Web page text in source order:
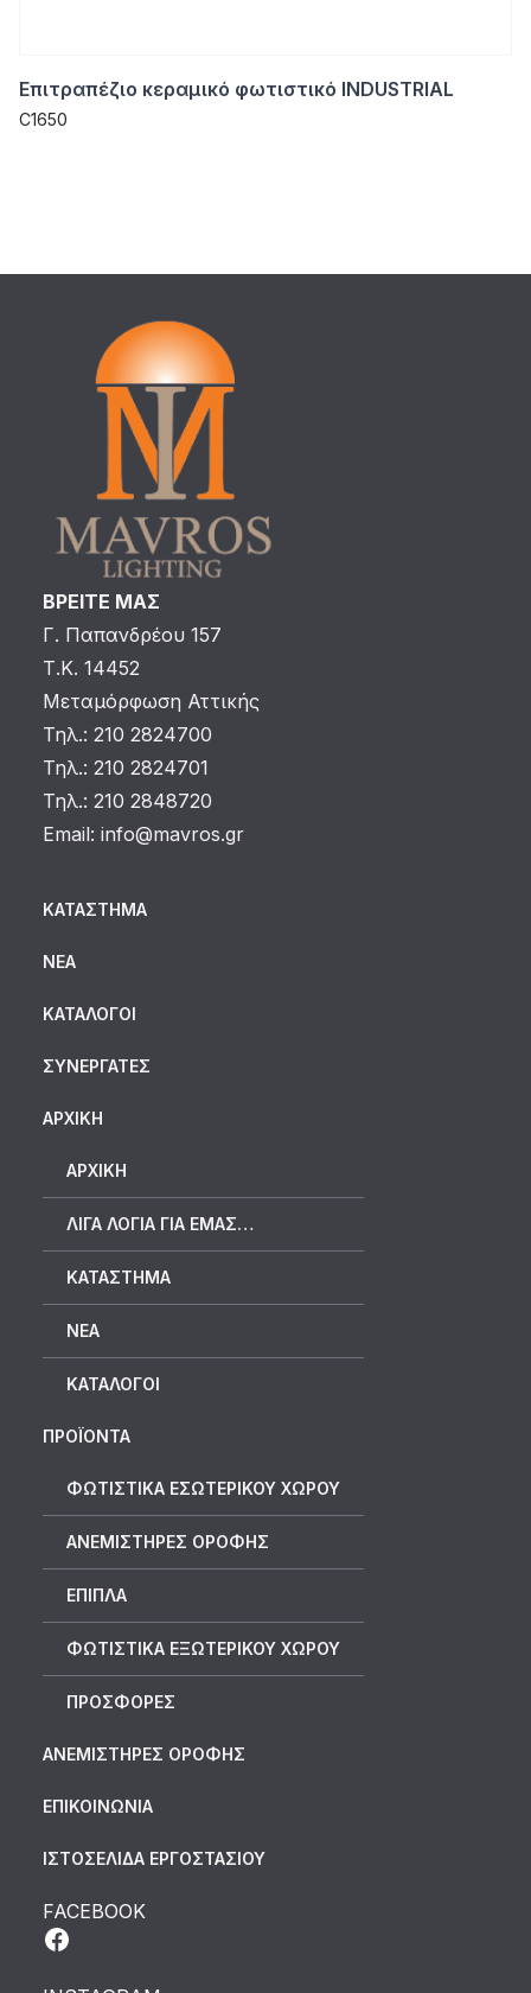
Επιτραπέζιο κεραμικό φωτιστικό INDUSTRIAL
C1650
ΒΡΕΙΤΕ ΜΑΣ
Γ. Παπανδρέου 157
Τ.Κ. 14452
Μεταμόρφωση Αττικής
Τηλ.: 210 2824700
Τηλ.: 210 2824701
Τηλ.: 210 2848720
Email: info@mavros.gr
ΚΑΤΆΣΤΗΜΑ
ΝΈΑ
ΚΑΤΆΛΟΓΟΙ
ΣΥΝΕΡΓΆΤΕΣ
ΑΡΧΙΚΗ
ΑΡΧΙΚΉ
ΛΊΓΑ ΛΌΓΙΑ ΓΙΑ ΕΜΆΣ…
ΚΑΤΆΣΤΗΜΑ
ΝΈΑ
ΚΑΤΆΛΟΓΟΙ
ΠΡΟΪΟΝΤΑ
ΦΩΤΙΣΤΙΚΑ ΕΣΩΤΕΡΙΚΟΥ ΧΩΡΟΥ
ΑΝΕΜΙΣΤΗΡΕΣ ΟΡΟΦΗΣ
ΕΠΙΠΛΑ
ΦΩΤΙΣΤΙΚΑ ΕΞΩΤΕΡΙΚΟΥ ΧΩΡΟΥ
ΠΡΟΣΦΟΡΕΣ
ΑΝΕΜΙΣΤΗΡΕΣ ΟΡΟΦΗΣ
ΕΠΙΚΟΙΝΩΝΙΑ
ΙΣΤΟΣΕΛΙΔΑ ΕΡΓΟΣΤΑΣΙΟΥ
FACEBOOK